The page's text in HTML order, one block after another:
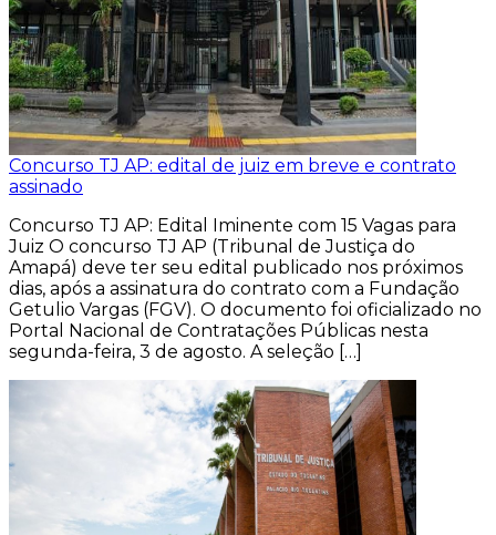
Concurso TJ AP: edital de juiz em breve e contrato
assinado
Concurso TJ AP: Edital Iminente com 15 Vagas para
Juiz O concurso TJ AP (Tribunal de Justiça do
Amapá) deve ter seu edital publicado nos próximos
dias, após a assinatura do contrato com a Fundação
Getulio Vargas (FGV). O documento foi oficializado no
Portal Nacional de Contratações Públicas nesta
segunda-feira, 3 de agosto. A seleção […]